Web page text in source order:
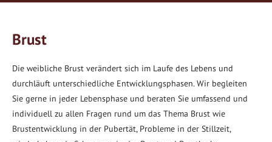
Brust
Die weibliche Brust verändert sich im Laufe des Lebens und
durchläuft unterschiedliche Entwicklungsphasen. Wir begleiten
Sie gerne in jeder Lebensphase und beraten Sie umfassend und
individuell zu allen Fragen rund um das Thema Brust wie
Brustentwicklung in der Pubertät, Probleme in der Stillzeit,